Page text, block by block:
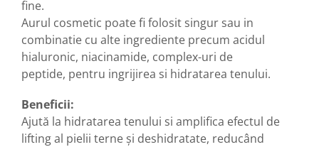
fine.
Aurul cosmetic poate fi folosit singur sau in
combinatie cu alte ingrediente precum acidul
hialuronic, niacinamide, complex-uri de
peptide, pentru ingrijirea si hidratarea tenului.
Beneficii:
Ajută la hidratarea tenului si amplifica efectul de
lifting al pielii terne și deshidratate, reducând